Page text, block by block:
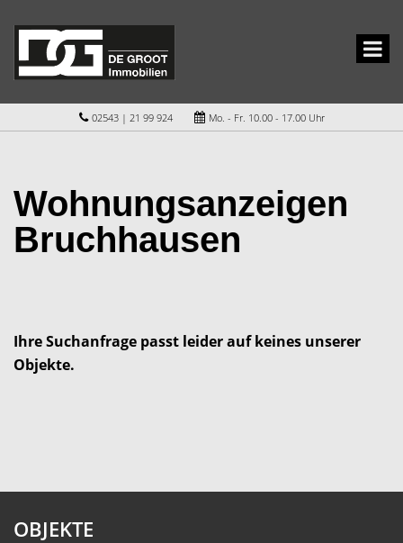
02543 | 21 99 924 Mo. - Fr. 10.00 - 17.00 Uhr
Wohnungsanzeigen
Bruchhausen
Ihre Suchanfrage passt leider auf keines unserer
Objekte.
OBJEKTE